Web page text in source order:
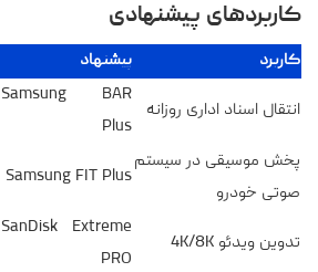
کاربردهای پیشنهادی
کاربرد پیشنهاد
انتقال اسناد اداری روزانه
Samsung BAR
Plus
پخش موسیقی در سیستم
صوتی خودرو
Samsung FIT Plus
تدوین ویدئو 4K/8K
SanDisk Extreme
PRO